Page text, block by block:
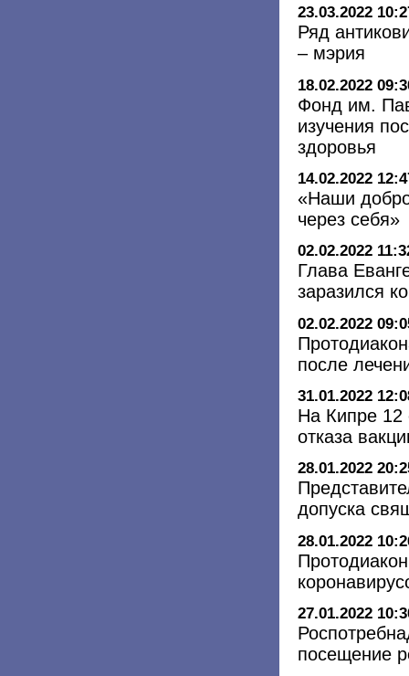
23.03.2022
Ряд
– мэрия
18.02.2022
Фонд им.
изучения
здоровья
14.02.2022
«Наши
через себя»
02.02.2022
Глава
заразился
02.02.2022
после
31.01.2022
На Кипре 12
отказа
28.01.2022
допуска
28.01.2022
27.01.2022
посещение